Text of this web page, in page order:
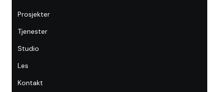
Prosjekter
Tjenester
Studio
Les
Kontakt